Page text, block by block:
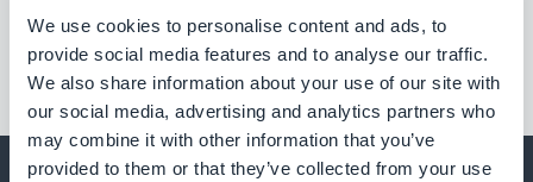
We use cookies to personalise content and ads, to
provide social media features and to analyse our traffic.
We also share information about your use of our site with
our social media, advertising and analytics partners who
may combine it with other information that you’ve
provided to them or that they’ve collected from your use